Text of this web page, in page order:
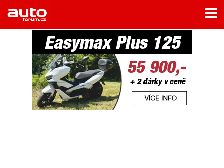
Home
Rubriky
- Jízdní dojmy a další testy
- Bleskovky